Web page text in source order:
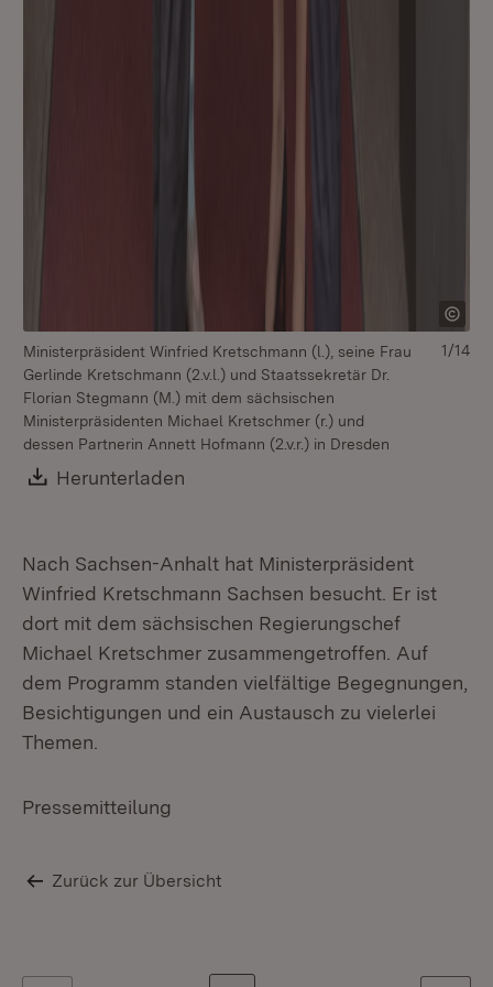
Ministerpräsident Winfried Kretschmann (l.), seine Frau
Gerlinde Kretschmann (2.v.l.) und Staatssekretär Dr.
Florian Stegmann (M.) mit dem sächsischen
Ministerpräsidenten Michael Kretschmer (r.) und
dessen Partnerin Annett Hofmann (2.v.r.) in Dresden
Download:
Herunterladen
1/14
Nach Sachsen-Anhalt hat Ministerpräsident
Winfried Kretschmann Sachsen besucht. Er ist
dort mit dem sächsischen Regierungschef
Michael Kretschmer zusammengetroffen. Auf
dem Programm standen vielfältige Begegnungen,
Besichtigungen und ein Austausch zu vielerlei
Themen.
Pressemitteilung
Zurück zur Übersicht